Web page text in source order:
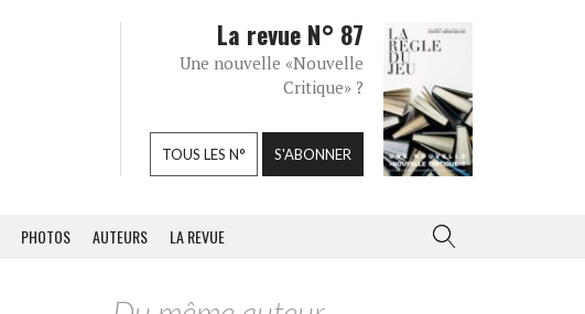
La revue N° 87
Une nouvelle «Nouvelle
Critique» ?
TOUS LES N° S'ABONNER
PHOTOS AUTEURS LA REVUE